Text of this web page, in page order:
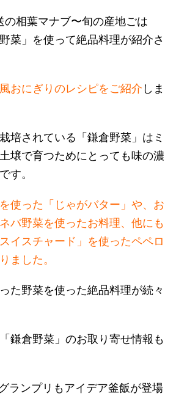
相葉マナブ〜旬の産地ごは
菜」を使って絶品料理が紹介さ
おにぎりのレシピをご紹介 しま
培されている「鎌倉野菜」はミ
壌で育つためにとっても味の濃
す。
使った「じゃがバター」や、お
バ野菜を使ったお料理、他にも
イスチャード」を使ったペペロ
ました。
た野菜を使った絶品料理が続々
鎌倉野菜」のお取り寄せ情報も
ランプリもアイデア釜飯が登場